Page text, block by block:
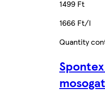
1499 Ft
1666 Ft/l
Quantity